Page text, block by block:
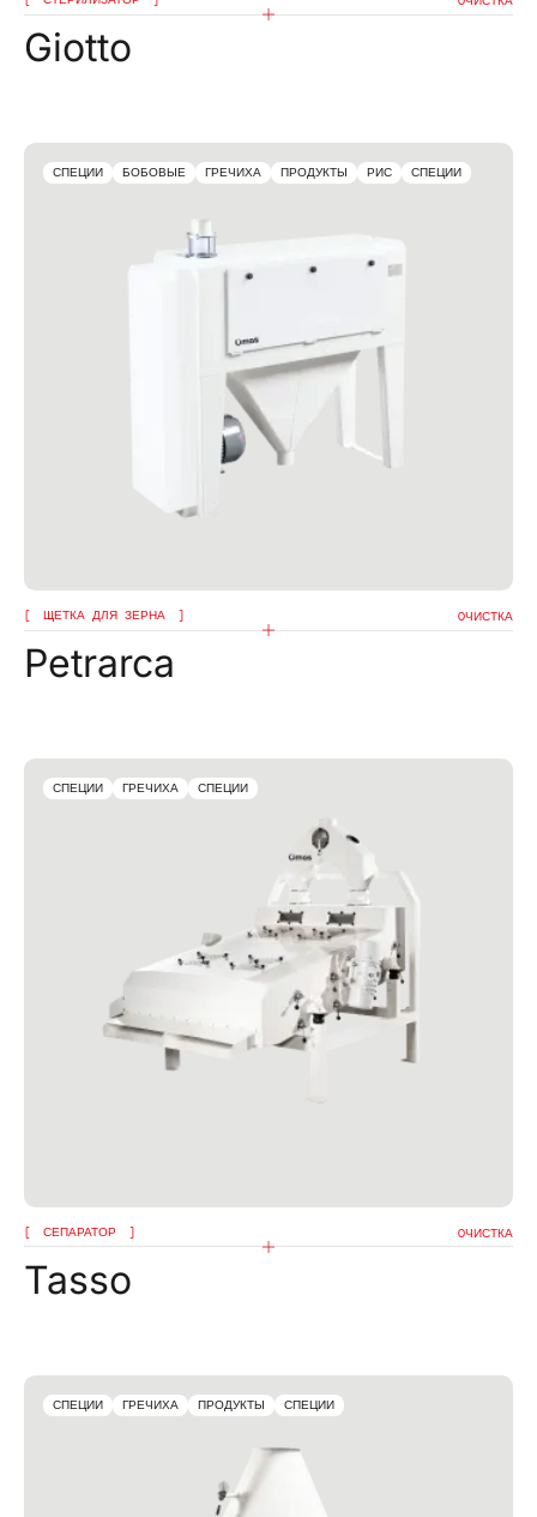
Giotto
СПЕЦИИ БОБОВЫЕ ГРЕЧИХА ПРОДУКТЫ РИС СПЕЦИИ
ЩЕТКА ДЛЯ ЗЕРНА OЧИСТКА
Petrarca
СПЕЦИИ ГРЕЧИХА СПЕЦИИ
СЕПАРАТОР OЧИСТКА
Tasso
СПЕЦИИ ГРЕЧИХА ПРОДУКТЫ СПЕЦИИ